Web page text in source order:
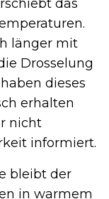
das
länger mit
Drosselung
dieses
erhalten
nicht
informiert.
bleibt der
in warmem